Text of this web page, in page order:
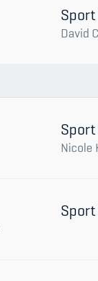
David
Nicole